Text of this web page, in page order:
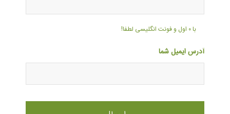
با ۰ اول و فونت انگلیسی لطفا!
آدرس ایمیل شما